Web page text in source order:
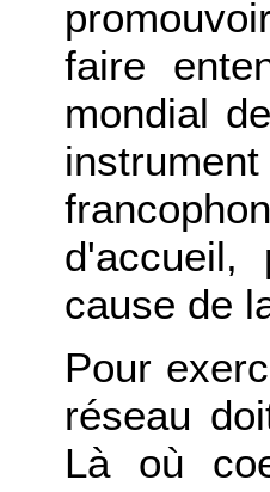
faire
mondial
d'accueil,
cause de
Pour
réseau
Là où